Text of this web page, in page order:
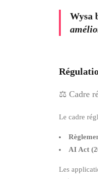
Wysa
⚖️ Cadre
Le cadre
AI Act
Les